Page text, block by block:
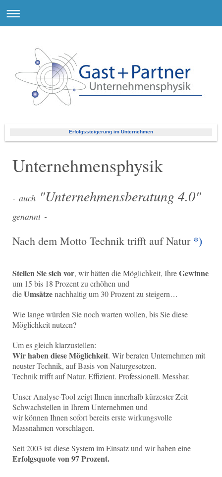
Erfolgssteigerung im Unternehmen
Unternehmensphysik
- auch "Unternehmensberatung 4.0"
genannt -
Nach dem Motto Technik trifft auf Natur *)
Stellen Sie sich vor, wir hätten die Möglichkeit, IhreGewinne
um 15 bis 18 Prozent zu erhöhen und
dieUmsätzenachhaltig um 30 Prozent zu steigern…
Wie lange würden Sie noch warten wollen, bis Sie diese
Möglichkeit nutzen?
Um es gleich klarzustellen:
Wir haben diese Möglichkeit. Wir beraten Unternehmen mit
neuster Technik, auf Basis von Naturgesetzen.
Technik trifft auf Natur. Effizient. Professionell. Messbar.
Unser Analyse-Tool zeigt Ihnen innerhalb kürzester Zeit
Schwachstellen in Ihrem Unternehmen und
wir können Ihnen sofort bereits erste wirkungsvolle
Massnahmen vorschlagen.
Seit 2003 ist diese System im Einsatz und wir haben eine
Erfolgsquote von 97 Prozent.